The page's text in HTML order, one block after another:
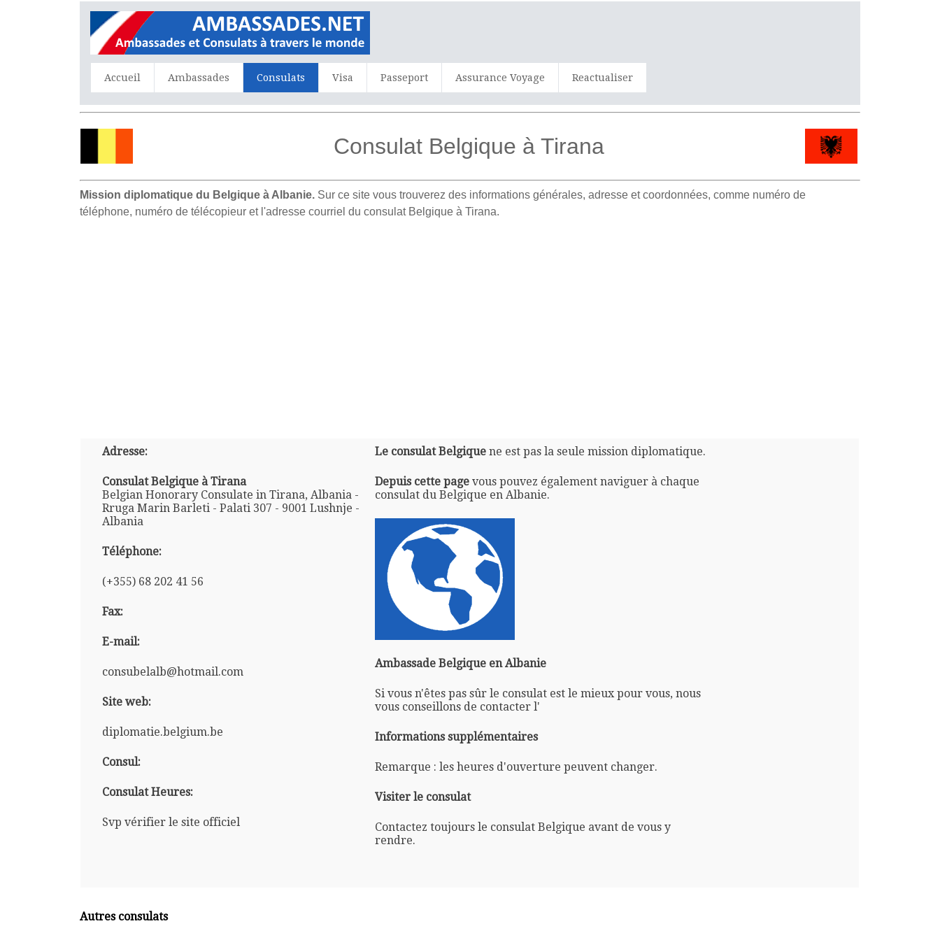
Accueil Ambassades Consulats Visa Passeport Assurance Voyage Reactualiser
Consulat Belgique à Tirana
Mission diplomatique du Belgique à Albanie. Sur ce site vous trouverez des informations générales, adresse et coordonnées, comme numéro de
téléphone, numéro de télécopieur et l'adresse courriel du consulat Belgique à Tirana.
Adresse:
Consulat Belgique à Tirana
Belgian Honorary Consulate in Tirana, Albania -
Rruga Marin Barleti - Palati 307 - 9001 Lushnje -
Albania
Téléphone:
(+355) 68 202 41 56
Fax:
E-mail:
consubelalb@hotmail.com
Site web:
diplomatie.belgium.be
Consul:
Consulat Heures:
Svp vérifier le site officiel
Le consulat Belgiquene est pas la seule mission diplomatique.
Depuis cette pagevous pouvez également naviguer à chaque
consulat du Belgique en Albanie.
Ambassade Belgique en Albanie
Si vous n'êtes pas sûr le consulat est le mieux pour vous, nous
vous conseillons de contacter l'
Informations supplémentaires
Remarque : les heures d'ouverture peuvent changer.
Visiter le consulat
Contactez toujours le consulat Belgique avant de vous y
rendre.
Autres consulats